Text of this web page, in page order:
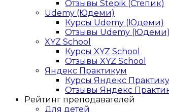
Отзывы Stepik (Степик)
Udemy (Юдеми)
Курсы Udemy (Юдеми)
Отзывы Udemy (Юдеми)
XYZ School
Курсы XYZ School
Отзывы XYZ School
Яндекс Практикум
Курсы Яндекс
Отзывы Яндекс
Рейтинг преподавателей
Для детей